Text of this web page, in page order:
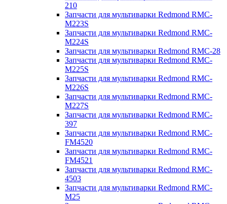
210
Запчасти для мультиварки Redmond RMC-
M223S
Запчасти для мультиварки Redmond RMC-
M224S
Запчасти для мультиварки Redmond RMC-28
Запчасти для мультиварки Redmond RMC-
M225S
Запчасти для мультиварки Redmond RMC-
M226S
Запчасти для мультиварки Redmond RMC-
M227S
Запчасти для мультиварки Redmond RMC-
397
Запчасти для мультиварки Redmond RMC-
FM4520
Запчасти для мультиварки Redmond RMC-
FM4521
Запчасти для мультиварки Redmond RMC-
4503
Запчасти для мультиварки Redmond RMC-
M25